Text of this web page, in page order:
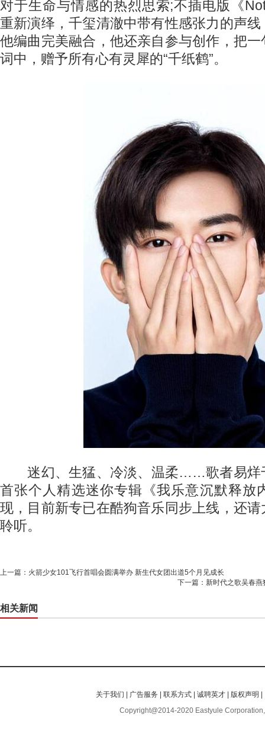
对于生命与情感的热烈思索;不插电版《
重新演绎，千玺清澈中带有性感张力的声
他编曲完美融合，他还亲自参与创作，把
词中，赠予所有心有灵犀的“千纸鹤”。
迷幻、生猛、冷淡、温柔……歌者易烊
首张个人精选迷你专辑《我乐意沉默释放
现，目前新专已在酷狗音乐同步上线，还
聆听。
上一篇： 火箭少女101飞行首唱会圆满举办 新生代女团出道5个月见成长
下一篇： 新时代之歌吴春
相关新闻
关于我们 广告服务 |联系方式 |诚聘英才 版权声明
Copyright@2014-2020 Eastyule